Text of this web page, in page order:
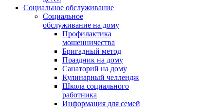
Социальное обслуживание
Социальное
обслуживание на дому
Профилактика
мошенничества
Бригадный метод
Праздник на дому
Санаторий на дому
Кулинарный челлендж
Школа социального
работника
Информация для семей